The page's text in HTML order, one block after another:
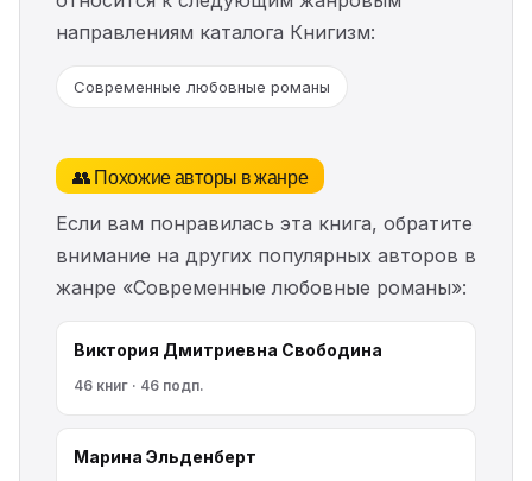
направлениям каталога Книгизм:
Современные любовные романы
👥 Похожие авторы в жанре
Если вам понравилась эта книга, обратите
внимание на других популярных авторов в
жанре «Современные любовные романы»:
Виктория Дмитриевна Свободина
46 книг · 46 подп.
Марина Эльденберт